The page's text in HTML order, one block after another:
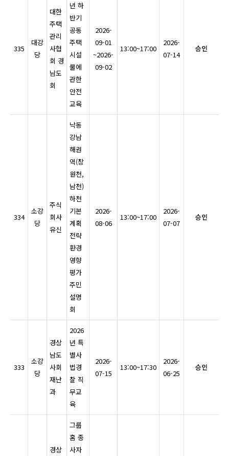
335
대강
당
대한
주택
관리
사협
회 경
남도
회
년 하
반기
공동
주택
시설
물에
관한
안전
교육
2026-
09-01
~2026-
09-02
13:00~17:00
2026-
07-14
승인
334
소강
당
주식
회사
유신
낙동
강남
해권
역(창
원천,
남천)
하천
기본
계획
전략
환경
영향
평가
주민
설명
회
2026-
08-06
13:00~17:00
2026-
07-07
승인
333
소강
당
경상
남도
사회
재난
과
2026
년 특
별사
법경
찰 직
무교
육
2026-
07-15
13:00~17:30
2026-
06-25
승인
경상
그룹
홈 종
사자